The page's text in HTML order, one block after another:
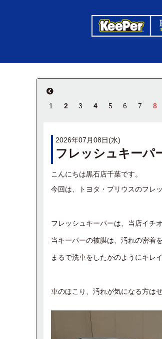
1
2 3 4 5 6 7 8
2026年07月08日(水)
フレッシュキーパ
こんにちは黒石店千葉です。
今回は、トヨタ・プリウスのフレ
フレッシュキーパーは、当店イチ
当キーパーの被膜は、汚れの密着
まるで洗車をしたかのようにキレ
車のほこり、汚れが気になる方は